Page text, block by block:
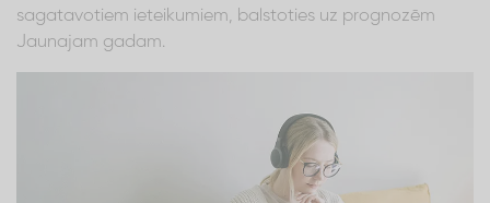
sagatavotiem ieteikumiem, balstoties uz prognozēm
Jaunajam gadam.